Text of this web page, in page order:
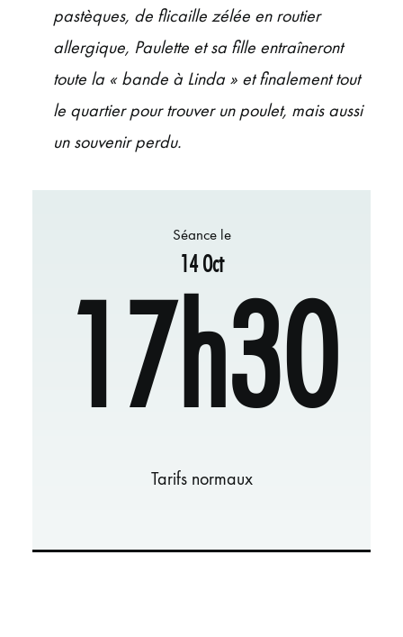
pastèques, de flicaille zélée en routier
allergique, Paulette et sa fille entraîneront
toute la « bande à Linda » et finalement tout
le quartier pour trouver un poulet, mais aussi
un souvenir perdu.
Séance le
14 Oct
17h30
Tarifs normaux